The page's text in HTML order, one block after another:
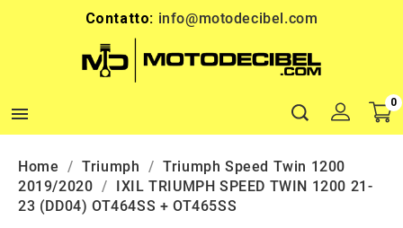
Contatto: info@motodecibel.com

0
Home Triumph
Triumph Speed Twin 1200
2019/2020
IXIL TRIUMPH SPEED TWIN 1200 21-
23 (DD04) OT464SS + OT465SS